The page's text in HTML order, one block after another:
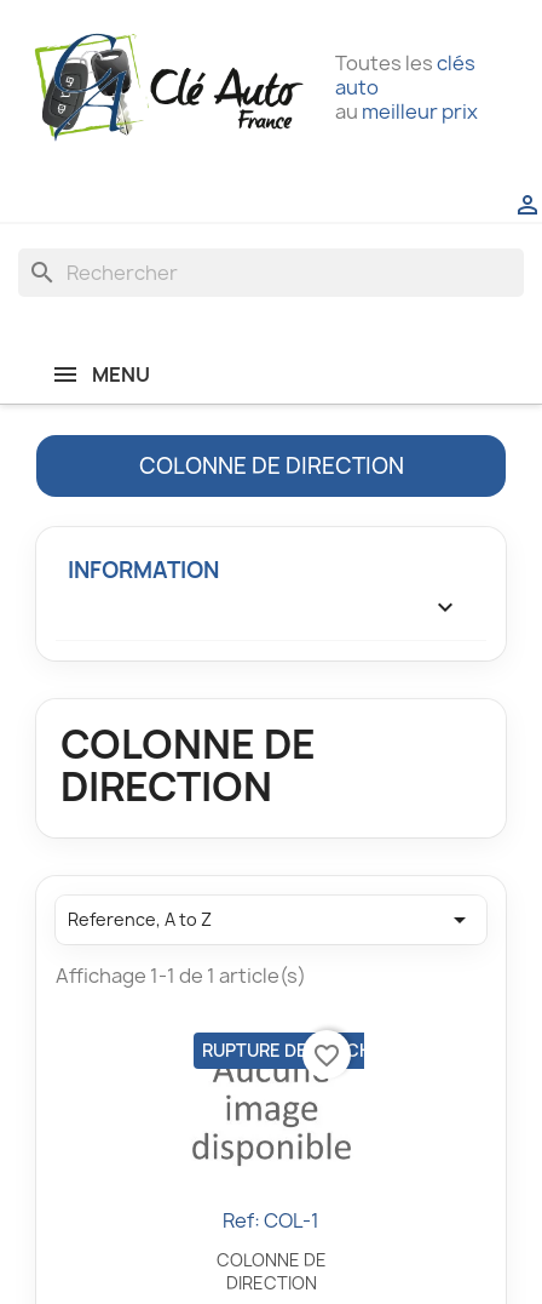
Toutes lesclés
auto
au meilleur prix

search
MENU
COLONNE DE DIRECTION
INFORMATION

COLONNE DE
DIRECTION
Reference, A to Z 
Affichage 1-1 de 1 article(s)
Aperçu rapide
Ref: COL-1
COLONNE DE
DIRECTION
RUPTURE DE STOCK
favorite_border